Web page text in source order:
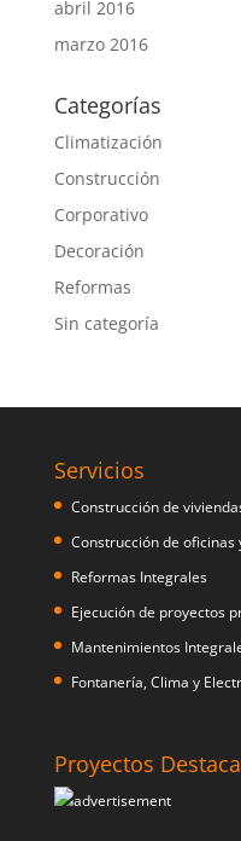
abril 2016
marzo 2016
Categorías
Climatización
Construcción
Corporativo
Decoración
Reformas
Sin categoría
Servicios
Construcción de
Construcción de
Reformas Integrales
Ejecución de proyectos
Mantenimientos
Fontanería, Clima y
Proyectos